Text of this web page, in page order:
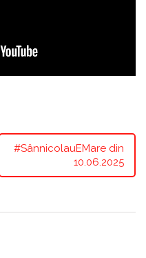
#SânnicolauEMare din
10.06.2025